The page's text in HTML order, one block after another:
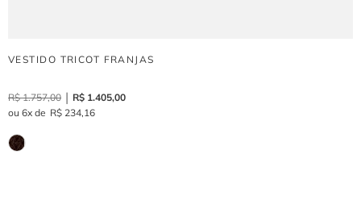
VESTIDO TRICOT FRANJAS
R$ 1.757,00 R$ 1.405,00
6
R$ 234,16